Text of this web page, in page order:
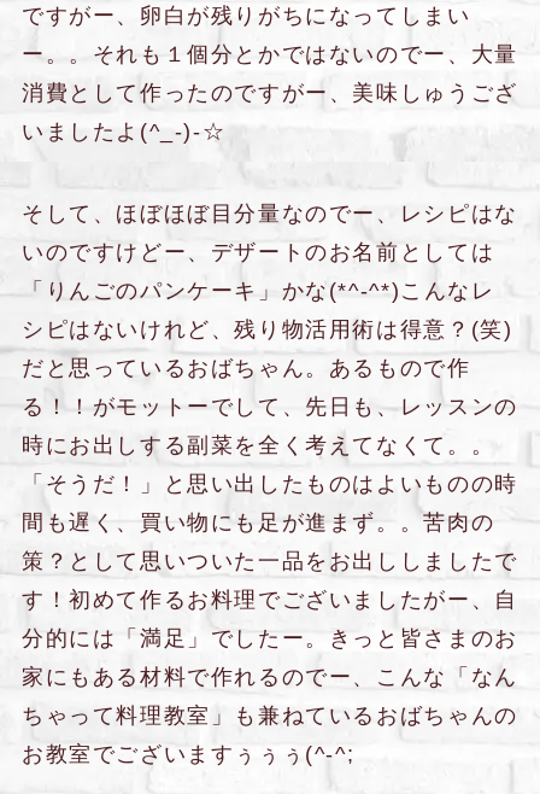
ですがー、卵白が残りがちになってしまい
ー。。それも１個分とかではないのでー、大量
消費として作ったのですがー、美味しゅうござ
いましたよ(^_-)-☆
そして、ほぼほぼ目分量なのでー、レシピはな
いのですけどー、デザートのお名前としては
「りんごのパンケーキ」かな(*^-^*)こんなレ
シピはないけれど、残り物活用術は得意？(笑)
だと思っているおばちゃん。あるもので作
る！！がモットーでして、先日も、レッスンの
時にお出しする副菜を全く考えてなくて。。
「そうだ！」と思い出したものはよいものの時
間も遅く、買い物にも足が進まず。。苦肉の
策？として思いついた一品をお出ししましたで
す！初めて作るお料理でございましたがー、自
分的には「満足」でしたー。きっと皆さまのお
家にもある材料で作れるのでー、こんな「なん
ちゃって料理教室」も兼ねているおばちゃんの
お教室でございますぅぅぅ(^-^;